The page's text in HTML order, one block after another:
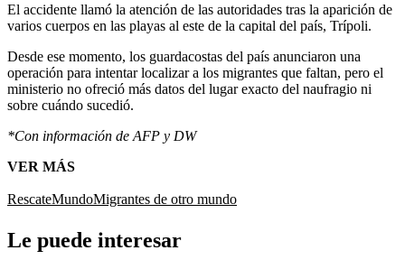
El accidente llamó la atención de las autoridades tras la aparición de
varios cuerpos en las playas al este de la capital del país, Trípoli.
Desde ese momento, los guardacostas del país anunciaron una
operación para intentar localizar a los migrantes que faltan, pero el
ministerio no ofreció más datos del lugar exacto del naufragio ni
sobre cuándo sucedió.
*Con información de AFP y DW
VER MÁS
RescateMundoMigrantes de otro mundo
Le puede interesar